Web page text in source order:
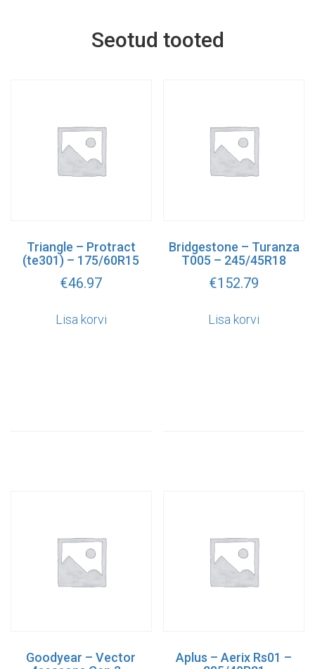
Seotud tooted
Triangle – Protract
(te301) – 175/60R15
€46.97
Lisa korvi
Bridgestone – Turanza
T005 – 245/45R18
€152.79
Lisa korvi
Goodyear – Vector
Aplus – Aerix Rs01 –